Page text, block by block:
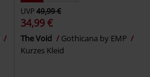
UVP49,99 €
34,99 €
The Void
Gothicana by EMP
Kurzes Kleid